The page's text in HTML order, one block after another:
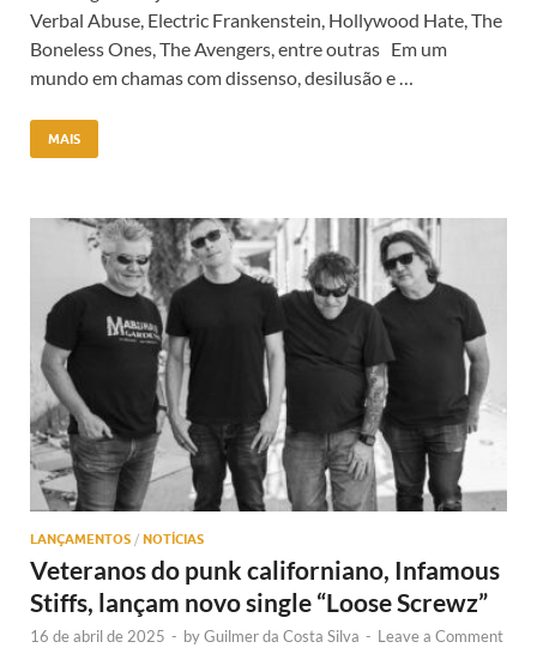
Verbal Abuse, Electric Frankenstein, Hollywood Hate, The
Boneless Ones, The Avengers, entre outras Em um
mundo em chamas com dissenso, desilusão e …
MAIS
LANÇAMENTOS / NOTÍCIAS
Veteranos do punk californiano, Infamous
Stiffs, lançam novo single “Loose Screwz”
16 de abril de 2025 - byGuilmer da Costa Silva - Leave a Comment